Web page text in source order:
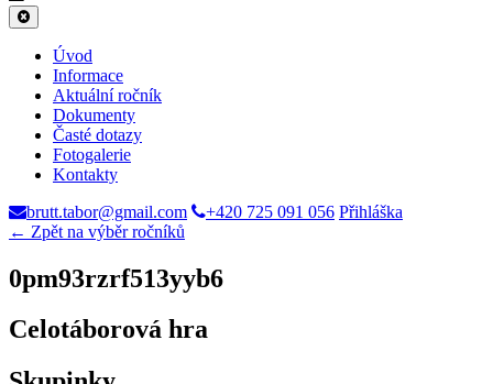
Úvod
Informace
Aktuální ročník
Dokumenty
Časté dotazy
Fotogalerie
Kontakty
brutt.tabor@gmail.com
+420 725 091 056 Přihláška
← Zpět na výběr ročníků
0pm93rzrf513yyb6
Celotáborová hra